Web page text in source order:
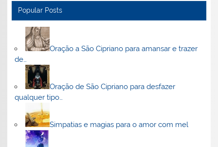
Popular Posts
Oração a São Cipriano para amansar e trazer
de…
Oração de São Cipriano para desfazer
qualquer tipo…
Simpatias e magias para o amor com mel